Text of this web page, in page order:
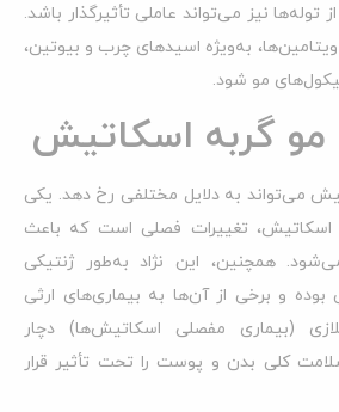
توله‌ها نیز می‌تواند عاملی تأثیرگذار باشد.
به‌ویژه اسیدهای چرب و بیوتین،
مو شود.
گربه اسکاتیش
می‌تواند به دلایل مختلفی رخ دهد. یکی
اسکاتیش، تغییرات فصلی است که باعث
همچنین، این نژاد به‌طور ژنتیکی
و برخی از آن‌ها به بیماری‌های ارثی
(بیماری مفصلی اسکاتیش‌ها) دچار
کلی بدن و پوست را تحت تأثیر قرار